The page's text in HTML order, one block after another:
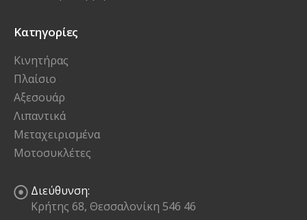
Κατηγορίες
Κινητήρας
Πλαίσιο
Αξεσουάρ
Λιπαντικά
Μεταχειρισμένα
Μοτοσυκλέτες
Διεύθυνση:
Κρήτης 68, Θεσσαλονίκη 546 46